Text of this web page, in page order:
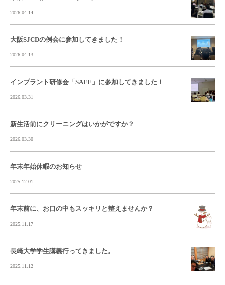
2026.04.14
大阪SJCDの例会に参加してきました！
2026.04.13
インプラント研修会「SAFE」に参加してきました！
2026.03.31
新生活前にクリーニングはいかがですか？
2026.03.30
年末年始休暇のお知らせ
2025.12.01
年末前に、お口の中もスッキリと整えませんか？
2025.11.17
長崎大学学生講義行ってきました。
2025.11.12